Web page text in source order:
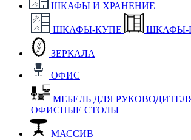
ШКАФЫ И ХРАНЕНИЕ
ШКАФЫ-КУПЕ ШКАФЫ-
ЗЕРКАЛА
ОФИС
МЕБЕЛЬ ДЛЯ
ОФИСНЫЕ СТОЛЫ
МАССИВ